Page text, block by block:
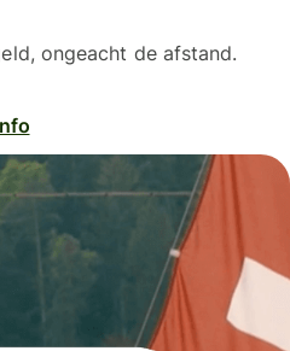
ongeacht de afstand.